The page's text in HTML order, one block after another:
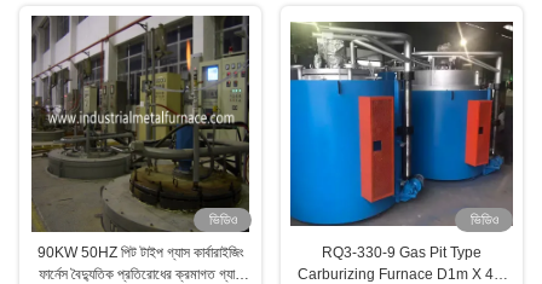
ভিডিও
90KW 50HZ পিট টাইপ গ্যাস কার্বারাইজিং
ফার্নেস বৈদ্যুতিক প্রতিরোধের ক্রমাগত গ্যাস
ভিডিও
RQ3-330-9 Gas Pit Type
Carburizing Furnace D1m X 4m